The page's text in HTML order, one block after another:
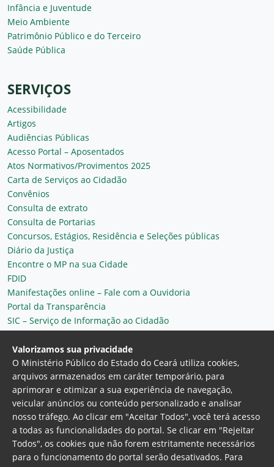
Infância e Juventude
Meio Ambiente
Patrimônio Público e do Terceiro
Saúde Pública
SERVIÇOS
Acessibilidade
Artigos
Audiências Públicas
Acesso Portal – Aposentados
Atos Normativos/Provimentos 2025
Carta de Serviços ao Cidadão
Convênios
Consulta de extrato
Consulta de Portarias
Concursos, Estágios, Residência e Seleções públicas
Diário da Justiça
Encontre o MP na sua Cidade
FDID
Manifestações online – Fale com a Ouvidoria
Portal da Transparência
SIC – Serviço de Informação ao Cidadão
Plantão MP do Ceará
Secretaria Geral
Ministério Público do Estado do Ceará
Valorizamos sua privacidade
O Ministério Público do Estado do Ceará utiliza cookies,
arquivos armazenados em caráter temporário, para
aprimorar e otimizar a sua experiência de navegação,
veicular anúncios ou conteúdo personalizado e analisar
nosso tráfego. Ao clicar em "Aceitar Todos", você terá acesso
a todas as funcionalidades do portal. Se clicar em "Rejeitar
Todos", os cookies que não forem estritamente necessários
para o funcionamento do portal serão desativados. Para